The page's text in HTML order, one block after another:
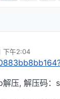
下午2:04
压, 解压码：